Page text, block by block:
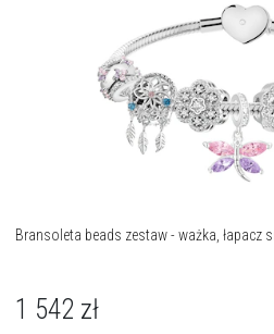
Bransoleta beads zestaw - ważka, łapacz
1 542 zł